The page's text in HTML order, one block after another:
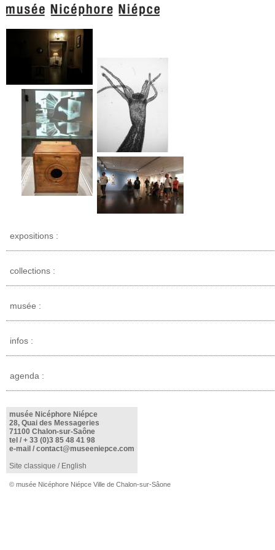
expositions :
collections :
musée :
infos :
agenda :
musée Nicéphore Niépce
28, Quai des Messageries
71100 Chalon-sur-Saône
tel / + 33 (0)3 85 48 41 98
e-mail / contact@museeniepce.com
Site classique / English
© musée Nicéphore Niépce Ville de Chalon-sur-Sâone